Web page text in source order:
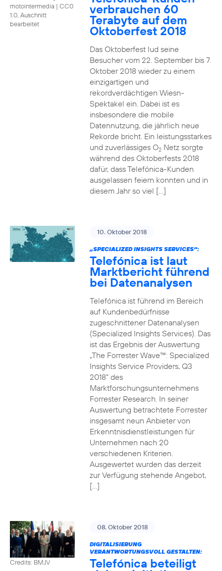
motointermedia | CC0
1.0, Auschnitt
bearbeitet
verbrauchen 60
Terabyte auf dem
Oktoberfest 2018
Das Oktoberfest lud seine
Besucher vom 22. September bis 7.
Oktober 2018 wieder zu einem
einzigartigen und
rekordverdächtigen Wiesn-
Spektakel ein. Dabei ist es
insbesondere die mobile
Datennutzung, die jährlich neue
Rekorde bricht. Ein leistungsstarkes
und zuverlässiges O2Netz sorgte
während des Oktoberfests 2018
dafür, dass Telefónica-Kunden
ausgelassen feiern konnten und in
diesem Jahr so viel […]
10. Oktober 2018
„SPECIALIZED INSIGHTS SERVICES“:
Telefónica ist laut
Marktbericht führend
bei Datenanalysen
Telefónica ist führend im Bereich
auf Kundenbedürfnisse
zugeschnittener Datenanalysen
(Specialized Insights Services). Das
ist das Ergebnis der Auswertung
„The Forrester Wave™: Specialized
Insights Service Providers, Q3
2018“ des
Marktforschungsunternehmens
Forrester Research. In seiner
Auswertung betrachtete Forrester
insgesamt neun Anbieter von
Erkenntnisdienstleistungen für
Unternehmen nach 20
verschiedenen Kriterien.
Ausgewertet wurden das derzeit
zur Verfügung stehende Angebot,
[…]
Credits: BMJV
08. Oktober 2018
DIGITALISIERUNG
VERANTWORTUNGSVOLL GESTALTEN:
Telefónica beteiligt